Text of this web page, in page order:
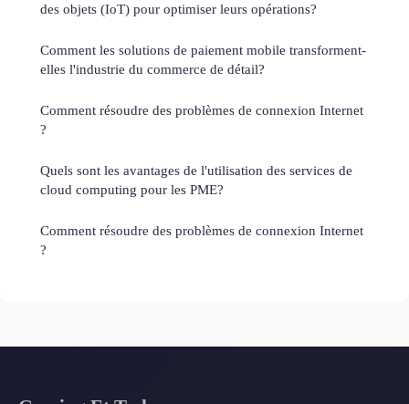
des objets (IoT) pour optimiser leurs opérations?
Comment les solutions de paiement mobile transforment-
elles l'industrie du commerce de détail?
Comment résoudre des problèmes de connexion Internet
?
Quels sont les avantages de l'utilisation des services de
cloud computing pour les PME?
Comment résoudre des problèmes de connexion Internet
?